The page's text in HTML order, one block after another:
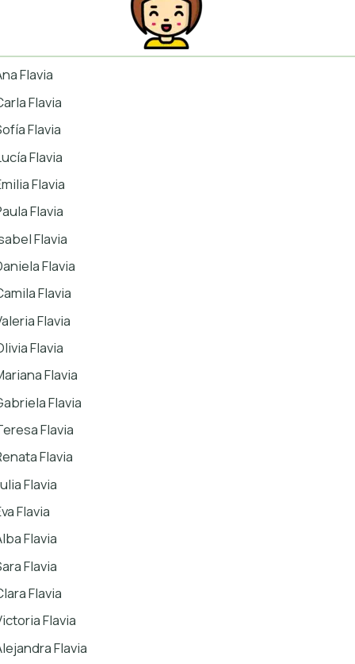
Flavia
Flavia
Flavia
Flavia
Flavia
Flavia
Flavia
Flavia
Flavia
Flavia
Flavia
Flavia
Flavia
Flavia
Flavia
Flavia
Flavia
Flavia
Flavia
Flavia
Flavia
Flavia